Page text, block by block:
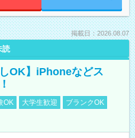
掲載日：2026.08.07
読
OK】iPhoneなどス
OK 大学生歓迎
ブランクOK